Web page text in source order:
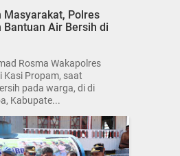
Masyarakat, Polres
Bantuan Air Bersih di
Rosma Wakapolres
Kasi Propam, saat
pada warga, di di
Kabupate...